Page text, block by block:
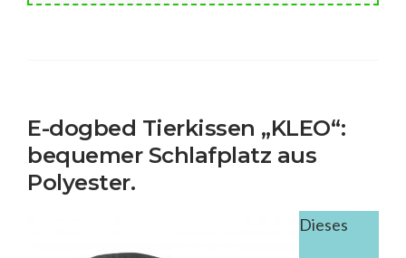
E-dogbed Tierkissen „KLEO“:
bequemer Schlafplatz aus
Polyester.
Dieses